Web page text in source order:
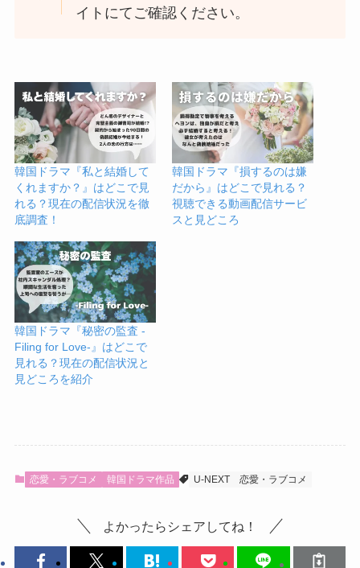
イトにてご確認ください。
韓国ドラマ『私と結婚して
くれますか？』はどこで見
れる？現在の配信状況を徹
底調査！
韓国ドラマ『損するのは嫌
だから』はどこで見れる？
視聴できる動画配信サービ
スと見どころ
韓国ドラマ『秘密の監査 -
Filing for Love-』はどこで
見れる？現在の配信状況と
見どころを紹介
恋愛・ラブコメ 韓国ドラマ作品 U-NEXT 恋愛・ラブコメ
よかったらシェアしてね！